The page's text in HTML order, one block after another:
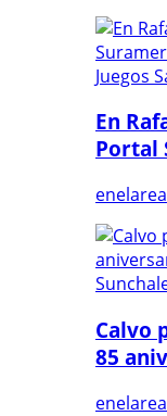
En
Portal
enelarea
Calvo
85
enelarea